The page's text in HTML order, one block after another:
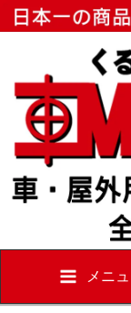
メニ